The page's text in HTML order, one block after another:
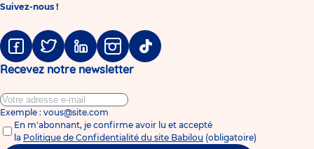
Suivez-nous !
FacebookTwitter LinkedinInstagramTiktok
Recevez notre newsletter
Exemple : vous@site.com
En m'abonnant, je confirme avoir lu et accepté
la Politique de Confidentialité du site Babilou (obligatoire)